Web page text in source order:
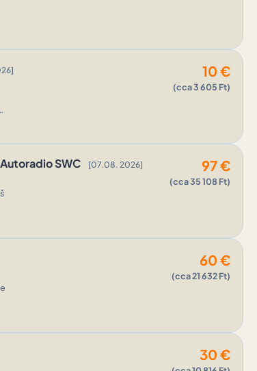
10 €
(cca 3 605 Ft)
SWC [07.08. 2026] 97€
(cca 35 108 Ft)
60 €
(cca 21 632 Ft)
30 €